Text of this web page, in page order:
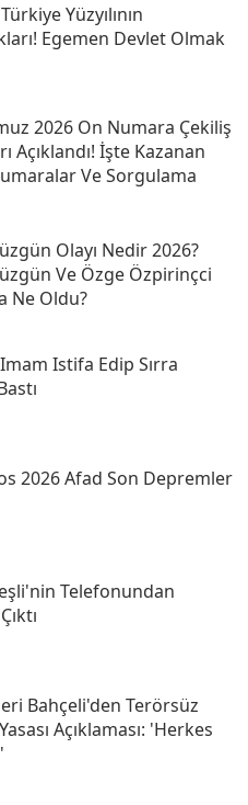
Yüzyılının
Egemen Devlet Olmak
2026 On Numara Çekiliş
Açıklandı! İşte Kazanan
Ve Sorgulama
Olayı Nedir 2026?
Ve Özge Özpirinçci
Ne Oldu?
Imam Istifa Edip Sırra
2026 Afad Son Depremler
Telefonundan
Bahçeli'den Terörsüz
Açıklaması: 'herkes